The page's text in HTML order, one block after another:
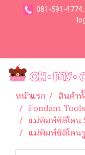
081-591-4774,
หน้าแรก
สินค้า
Fondant
แม่พิมพ์ซิลิโคน
แม่พิมพ์ซิลิโคน